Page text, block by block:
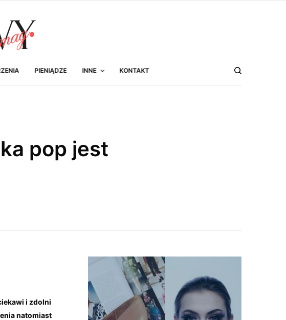
PIENIĄDZE INNE KONTAKT
pop jest
i zdolni
natomiast